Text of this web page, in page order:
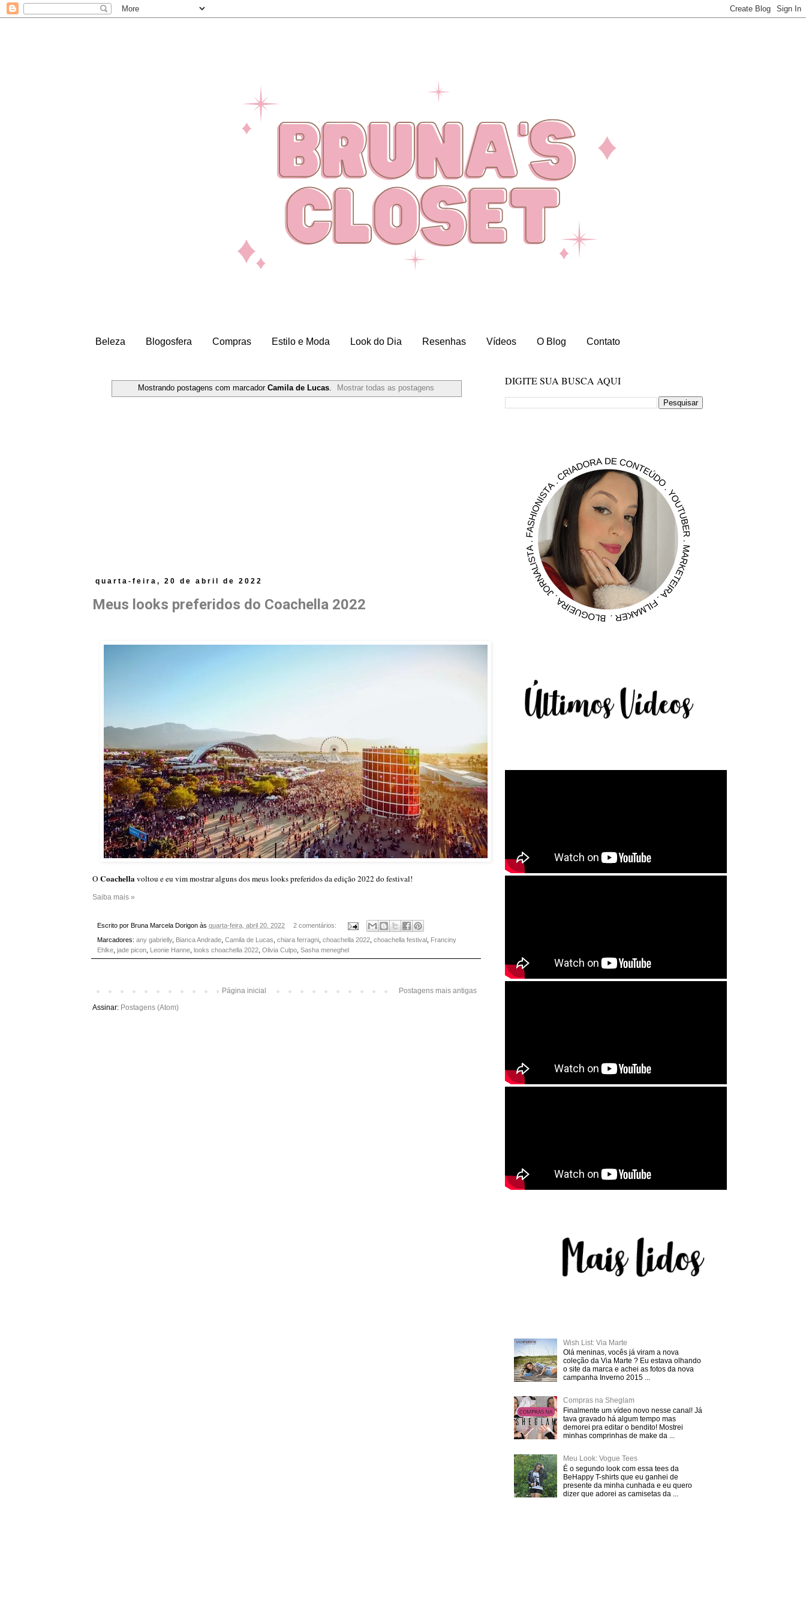
Beleza Blogosfera Compras Estilo e Moda Look do Dia Resenhas Vídeos O Blog Contato
Mostrando postagens com marcador Camila de Lucas. Mostrar todas as postagens
quarta-feira, 20 de abril de 2022
Meus looks preferidos do Coachella 2022
O Coachellavoltou e eu vim mostrar alguns dos meus looks preferidos da edição 2022 do festival!
Saiba mais »
Escrito por Bruna Marcela Dorigon às quarta-feira, abril 20, 2022 2 comentários:
Marcadores: any gabrielly, Bianca Andrade Camila de Lucas chiara ferragni choachella 2022 choachella festival
Franciny
Ehlke jade picon Leonie Hanne looks choachella 2022 Olivia Culpo Sasha meneghel
Postagens mais antigas
Página inicial
Assinar: Postagens (Atom)
DIGITE SUA BUSCA AQUI
Wish List: Via Marte
Olá meninas, vocês já viram a nova
coleção da Via Marte ? Eu estava olhando
o site da marca e achei as fotos da nova
campanha Inverno 2015 ...
Compras na Sheglam
Finalmente um vídeo novo nesse canal! Já
tava gravado há algum tempo mas
demorei pra editar o bendito! Mostrei
minhas comprinhas de make da ...
Meu Look: Vogue Tees
É o segundo look com essa tees da
BeHappy T-shirts que eu ganhei de
presente da minha cunhada e eu quero
dizer que adorei as camisetas da ...